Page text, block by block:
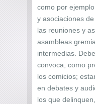
como por
y asociaciones
las reuniones y
asambleas
intermedias.
convoca, como
los comicios;
en debates y
los que